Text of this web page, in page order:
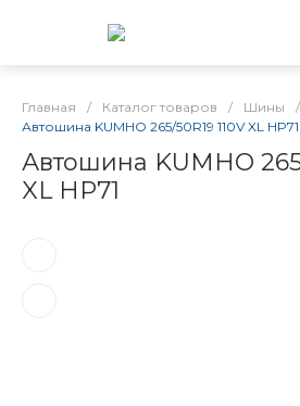
Главная / Каталог товаров / Шины
/
Автошина KUMHO 265/50R19 110V XL HP71
Автошина KUMHO
XL HP71